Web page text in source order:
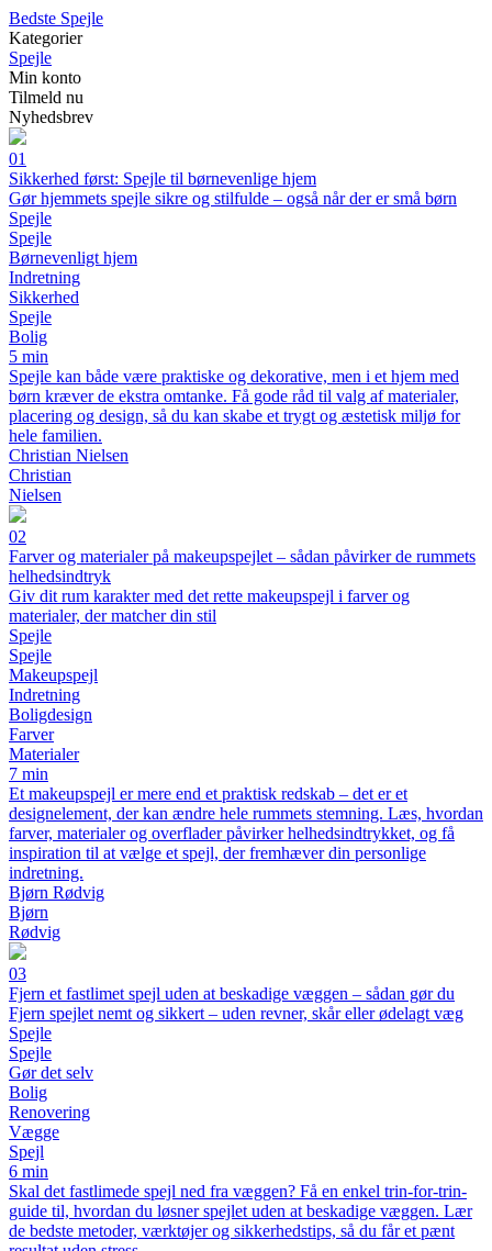
Bedste Spejle
Kategorier
Spejle
Min konto
Tilmeld nu
Nyhedsbrev
01
Sikkerhed først: Spejle til børnevenlige hjem
Gør hjemmets spejle sikre og stilfulde – også når der er små børn
Spejle
Spejle
Børnevenligt hjem
Indretning
Sikkerhed
Spejle
Bolig
5 min
Spejle kan både være praktiske og dekorative, men i et hjem med
børn kræver de ekstra omtanke. Få gode råd til valg af materialer,
placering og design, så du kan skabe et trygt og æstetisk miljø for
hele familien.
Christian Nielsen
Christian
Nielsen
02
Farver og materialer på makeupspejlet – sådan påvirker de rummets
helhedsindtryk
Giv dit rum karakter med det rette makeupspejl i farver og
materialer, der matcher din stil
Spejle
Spejle
Makeupspejl
Indretning
Boligdesign
Farver
Materialer
7 min
Et makeupspejl er mere end et praktisk redskab – det er et
designelement, der kan ændre hele rummets stemning. Læs, hvordan
farver, materialer og overflader påvirker helhedsindtrykket, og få
inspiration til at vælge et spejl, der fremhæver din personlige
indretning.
Bjørn Rødvig
Bjørn
Rødvig
03
Fjern et fastlimet spejl uden at beskadige væggen – sådan gør du
Fjern spejlet nemt og sikkert – uden revner, skår eller ødelagt væg
Spejle
Spejle
Gør det selv
Bolig
Renovering
Vægge
Spejl
6 min
Skal det fastlimede spejl ned fra væggen? Få en enkel trin-for-trin-
guide til, hvordan du løsner spejlet uden at beskadige væggen. Lær
de bedste metoder, værktøjer og sikkerhedstips, så du får et pænt